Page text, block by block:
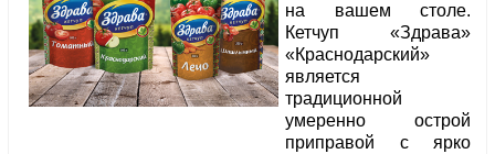
на вашем столе.
Кетчуп «Здрава»
«Краснодарский»
является
традиционной
умеренно острой
приправой с ярко